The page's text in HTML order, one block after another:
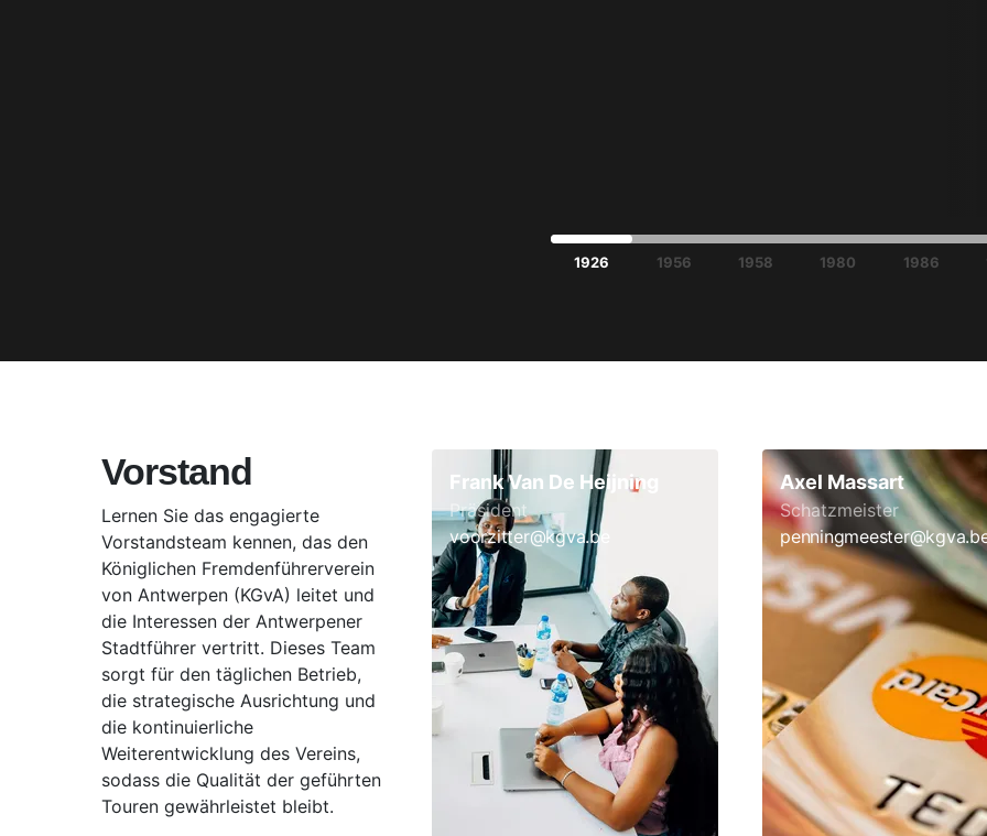
1926 1956 1958 1980 1986
Vorstand
Lernen Sie das engagierte
Vorstandsteam kennen, das den
Königlichen Fremdenführerverein
von Antwerpen (KGvA) leitet und
die Interessen der Antwerpener
Stadtführer vertritt. Dieses Team
sorgt für den täglichen Betrieb,
die strategische Ausrichtung und
die kontinuierliche
Weiterentwicklung des Vereins,
sodass die Qualität der geführten
Touren gewährleistet bleibt.
Frank Van De Heijning
Präsident
voorzitter@kgva.be
Axel Massart
Schatzmeister